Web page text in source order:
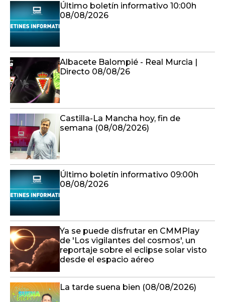
Último boletín informativo 10:00h
08/08/2026
Albacete Balompié - Real Murcia |
Directo 08/08/26
Castilla-La Mancha hoy, fin de
semana (08/08/2026)
Último boletín informativo 09:00h
08/08/2026
Ya se puede disfrutar en CMMPlay
de 'Los vigilantes del cosmos', un
reportaje sobre el eclipse solar visto
desde el espacio aéreo
La tarde suena bien (08/08/2026)